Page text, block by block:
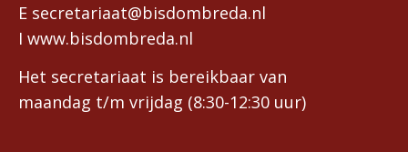
E secretariaat@bisdombreda.nl
I www.bisdombreda.nl
Het secretariaat is bereikbaar van
maandag t/m vrijdag (8:30-12:30 uur)